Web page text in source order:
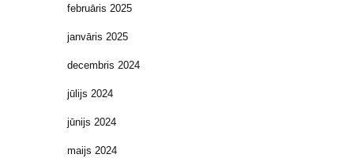
februāris 2025
janvāris 2025
decembris 2024
jūlijs 2024
jūnijs 2024
maijs 2024